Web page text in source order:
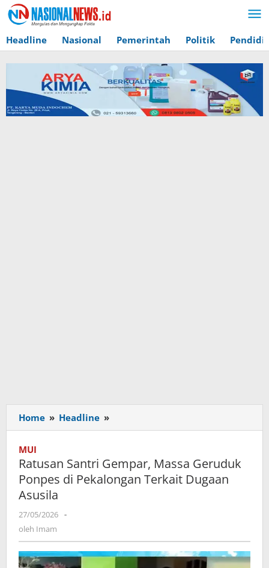
Lewati
ke
konten
Headline Nasional Pemerintah Politik
Home » Headline »
Santri
Geruduk
Ponpes
Asusila
MUI
Ratusan Santri Gempar, Massa Geruduk
Ponpes di Pekalongan Terkait Dugaan
Asusila
27/05/2026 oleh
-
oleh Imam